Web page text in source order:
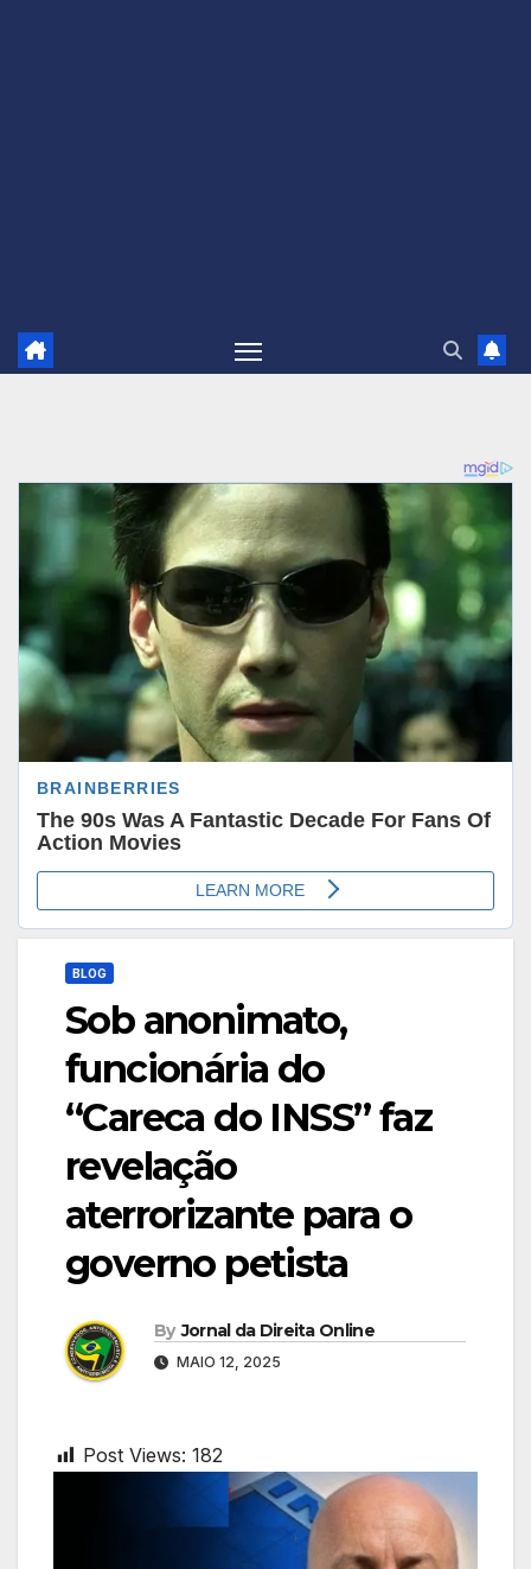
BLOG
Sob anonimato,
funcionária do
“Careca do INSS” faz
revelação
aterrorizante para o
governo petista
By Jornal da Direita Online
MAIO 12, 2025
Post Views: 182